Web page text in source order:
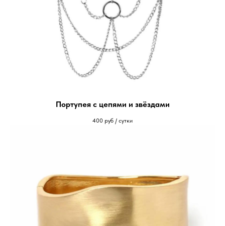
Портупея с цепями и звёздами
400 руб / сутки